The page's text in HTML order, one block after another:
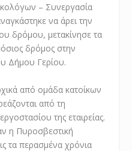
– Συνεργασία
να άρει την
δρόμου, μετακίνησε τα
δρόμος στην
Δήμου Γερίου.
από ομάδα κατοίκων
από τη
της εταιρείας.
η Πυροσβεστική
τα περασμένα χρόνια